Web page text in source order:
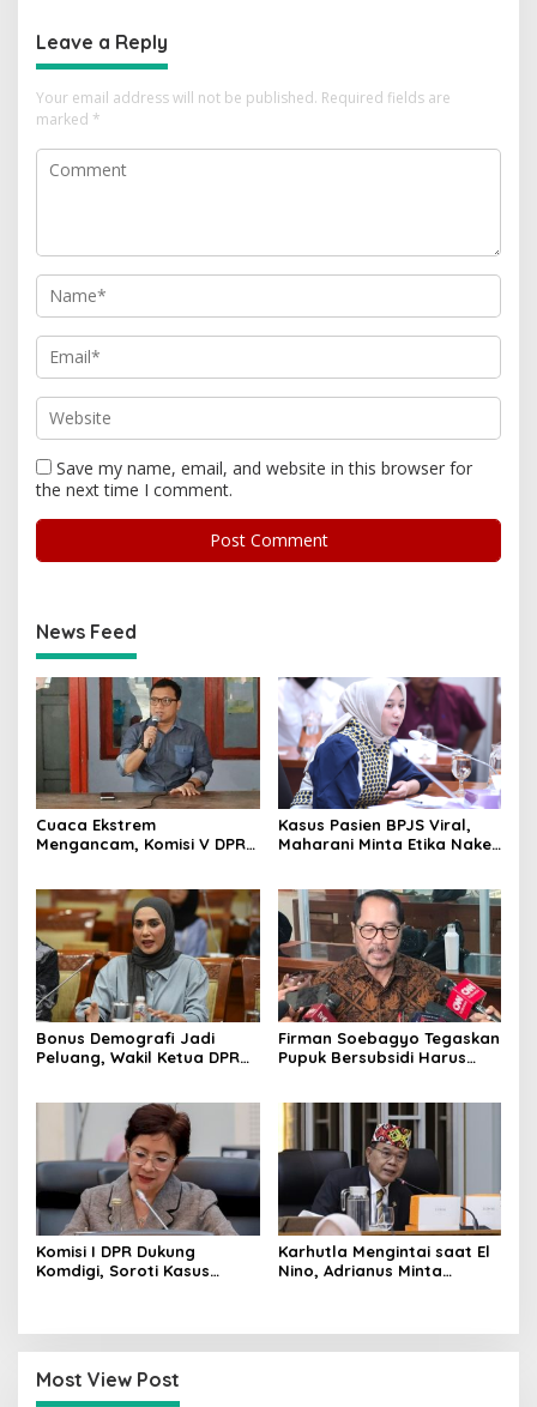
Leave a Reply
Your email address will not be published. Required fields are
marked *
Save my name, email, and website in this browser for
the next time I comment.
News Feed
Cuaca Ekstrem
Mengancam, Komisi V DPR
Kasus Pasien BPJS Viral,
Maharani Minta Etika Nakes
Bonus Demografi Jadi
Peluang, Wakil Ketua DPR
Firman Soebagyo Tegaskan
Pupuk Bersubsidi Harus
Komisi I DPR Dukung
Komdigi, Soroti Kasus
Karhutla Mengintai saat El
Nino, Adrianus Minta
Most View Post